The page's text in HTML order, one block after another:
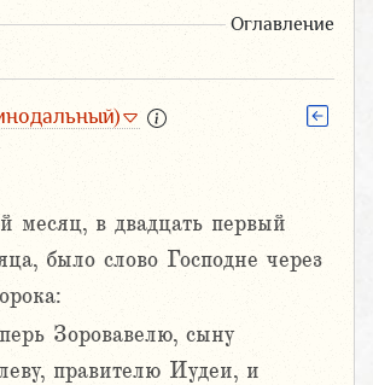
Оглавление
месяц, в двадцать первый
было слово Господне через
Зоровавелю, сыну
правителю Иудеи, и